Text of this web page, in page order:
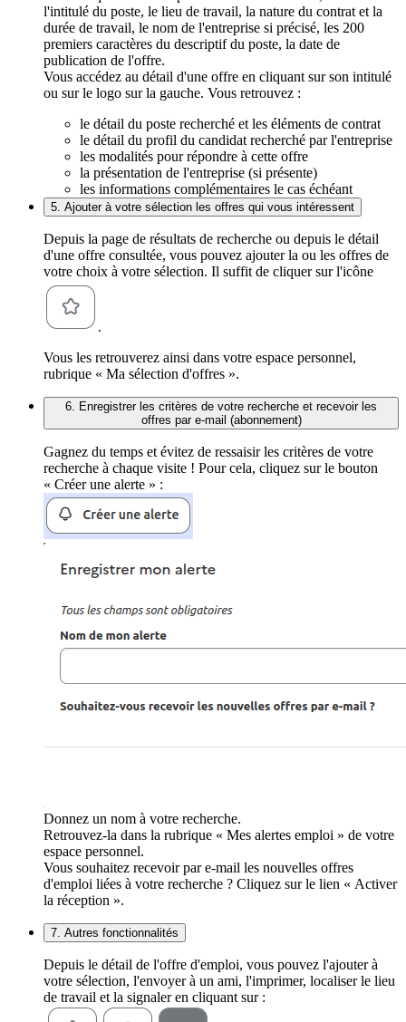
l'intitulé du poste, le lieu de travail, la nature du contrat et la
durée de travail, le nom de l'entreprise si précisé, les 200
premiers caractères du descriptif du poste, la date de
publication de l'offre.
Vous accédez au détail d'une offre en cliquant sur son intitulé
ou sur le logo sur la gauche. Vous retrouvez :
le détail du poste recherché et les éléments de contrat
le détail du profil du candidat recherché par l'entreprise
les modalités pour répondre à cette offre
la présentation de l'entreprise (si présente)
les informations complémentaires le cas échéant
5. Ajouter à votre sélection les offres qui vous intéressent
Depuis la page de résultats de recherche ou depuis le détail
d'une offre consultée, vous pouvez ajouter la ou les offres de
votre choix à votre sélection. Il suffit de cliquer sur l'icône
.
Vous les retrouverez ainsi dans votre espace personnel,
rubrique « Ma sélection d'offres ».
6. Enregistrer les critères de votre recherche et recevoir les
offres par e-mail (abonnement)
Gagnez du temps et évitez de ressaisir les critères de votre
recherche à chaque visite ! Pour cela, cliquez sur le bouton
« Créer une alerte » :
Donnez un nom à votre recherche.
Retrouvez-la dans la rubrique « Mes alertes emploi » de votre
espace personnel.
Vous souhaitez recevoir par e-mail les nouvelles offres
d'emploi liées à votre recherche ? Cliquez sur le lien « Activer
la réception ».
7. Autres fonctionnalités
Depuis le détail de l'offre d'emploi, vous pouvez l'ajouter à
votre sélection, l'envoyer à un ami, l'imprimer, localiser le lieu
de travail et la signaler en cliquant sur :